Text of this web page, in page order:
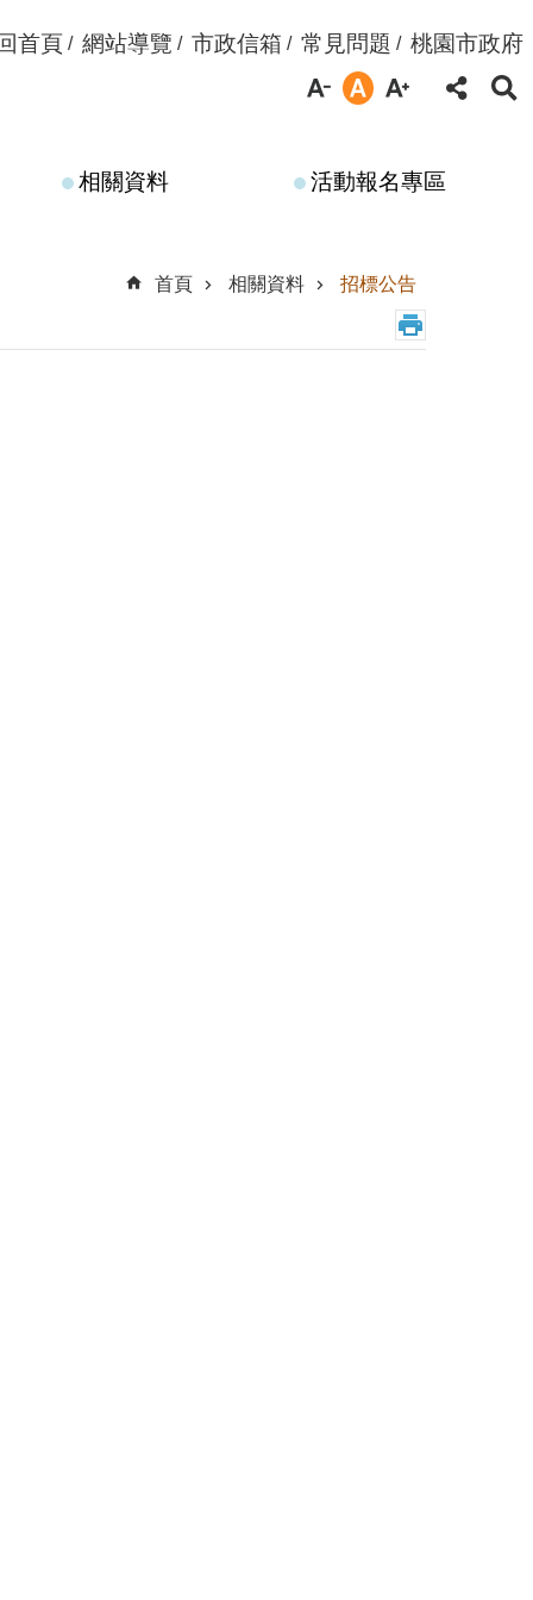
首頁 網站導覽 市政信箱 常見問題 桃園市政府
相關資料 活動報名專區
首頁 相關資料 招標公告